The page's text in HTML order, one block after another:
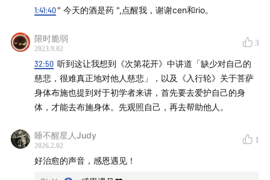
上海东林寺 by Cen
1:41:40" 今天的酒是药 ",点醒我，谢谢cen和rio。
限时脆弱
2023.9.02
3
32:50 听到这让我想到《次第花开》中讲道「缺少对自己的
慈悲，很难真正地对他人慈悲」，以及《入行轮》关于菩萨
身体布施也提到对于初学者来讲，首先要去爱护自己的身
体，才能去布施身体。先观照自己，再去帮助他人。
睡不醒星人Judy
2026.2.02
1
好治愈的声音，感恩遇见！